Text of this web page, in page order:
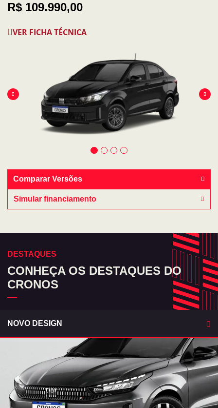
R$ 109.990,00
VER FICHA TÉCNICA
Comparar Versões
Simular financiamento
DESTAQUES
CONHEÇA OS DESTAQUES DO
CRONOS
NOVO DESIGN